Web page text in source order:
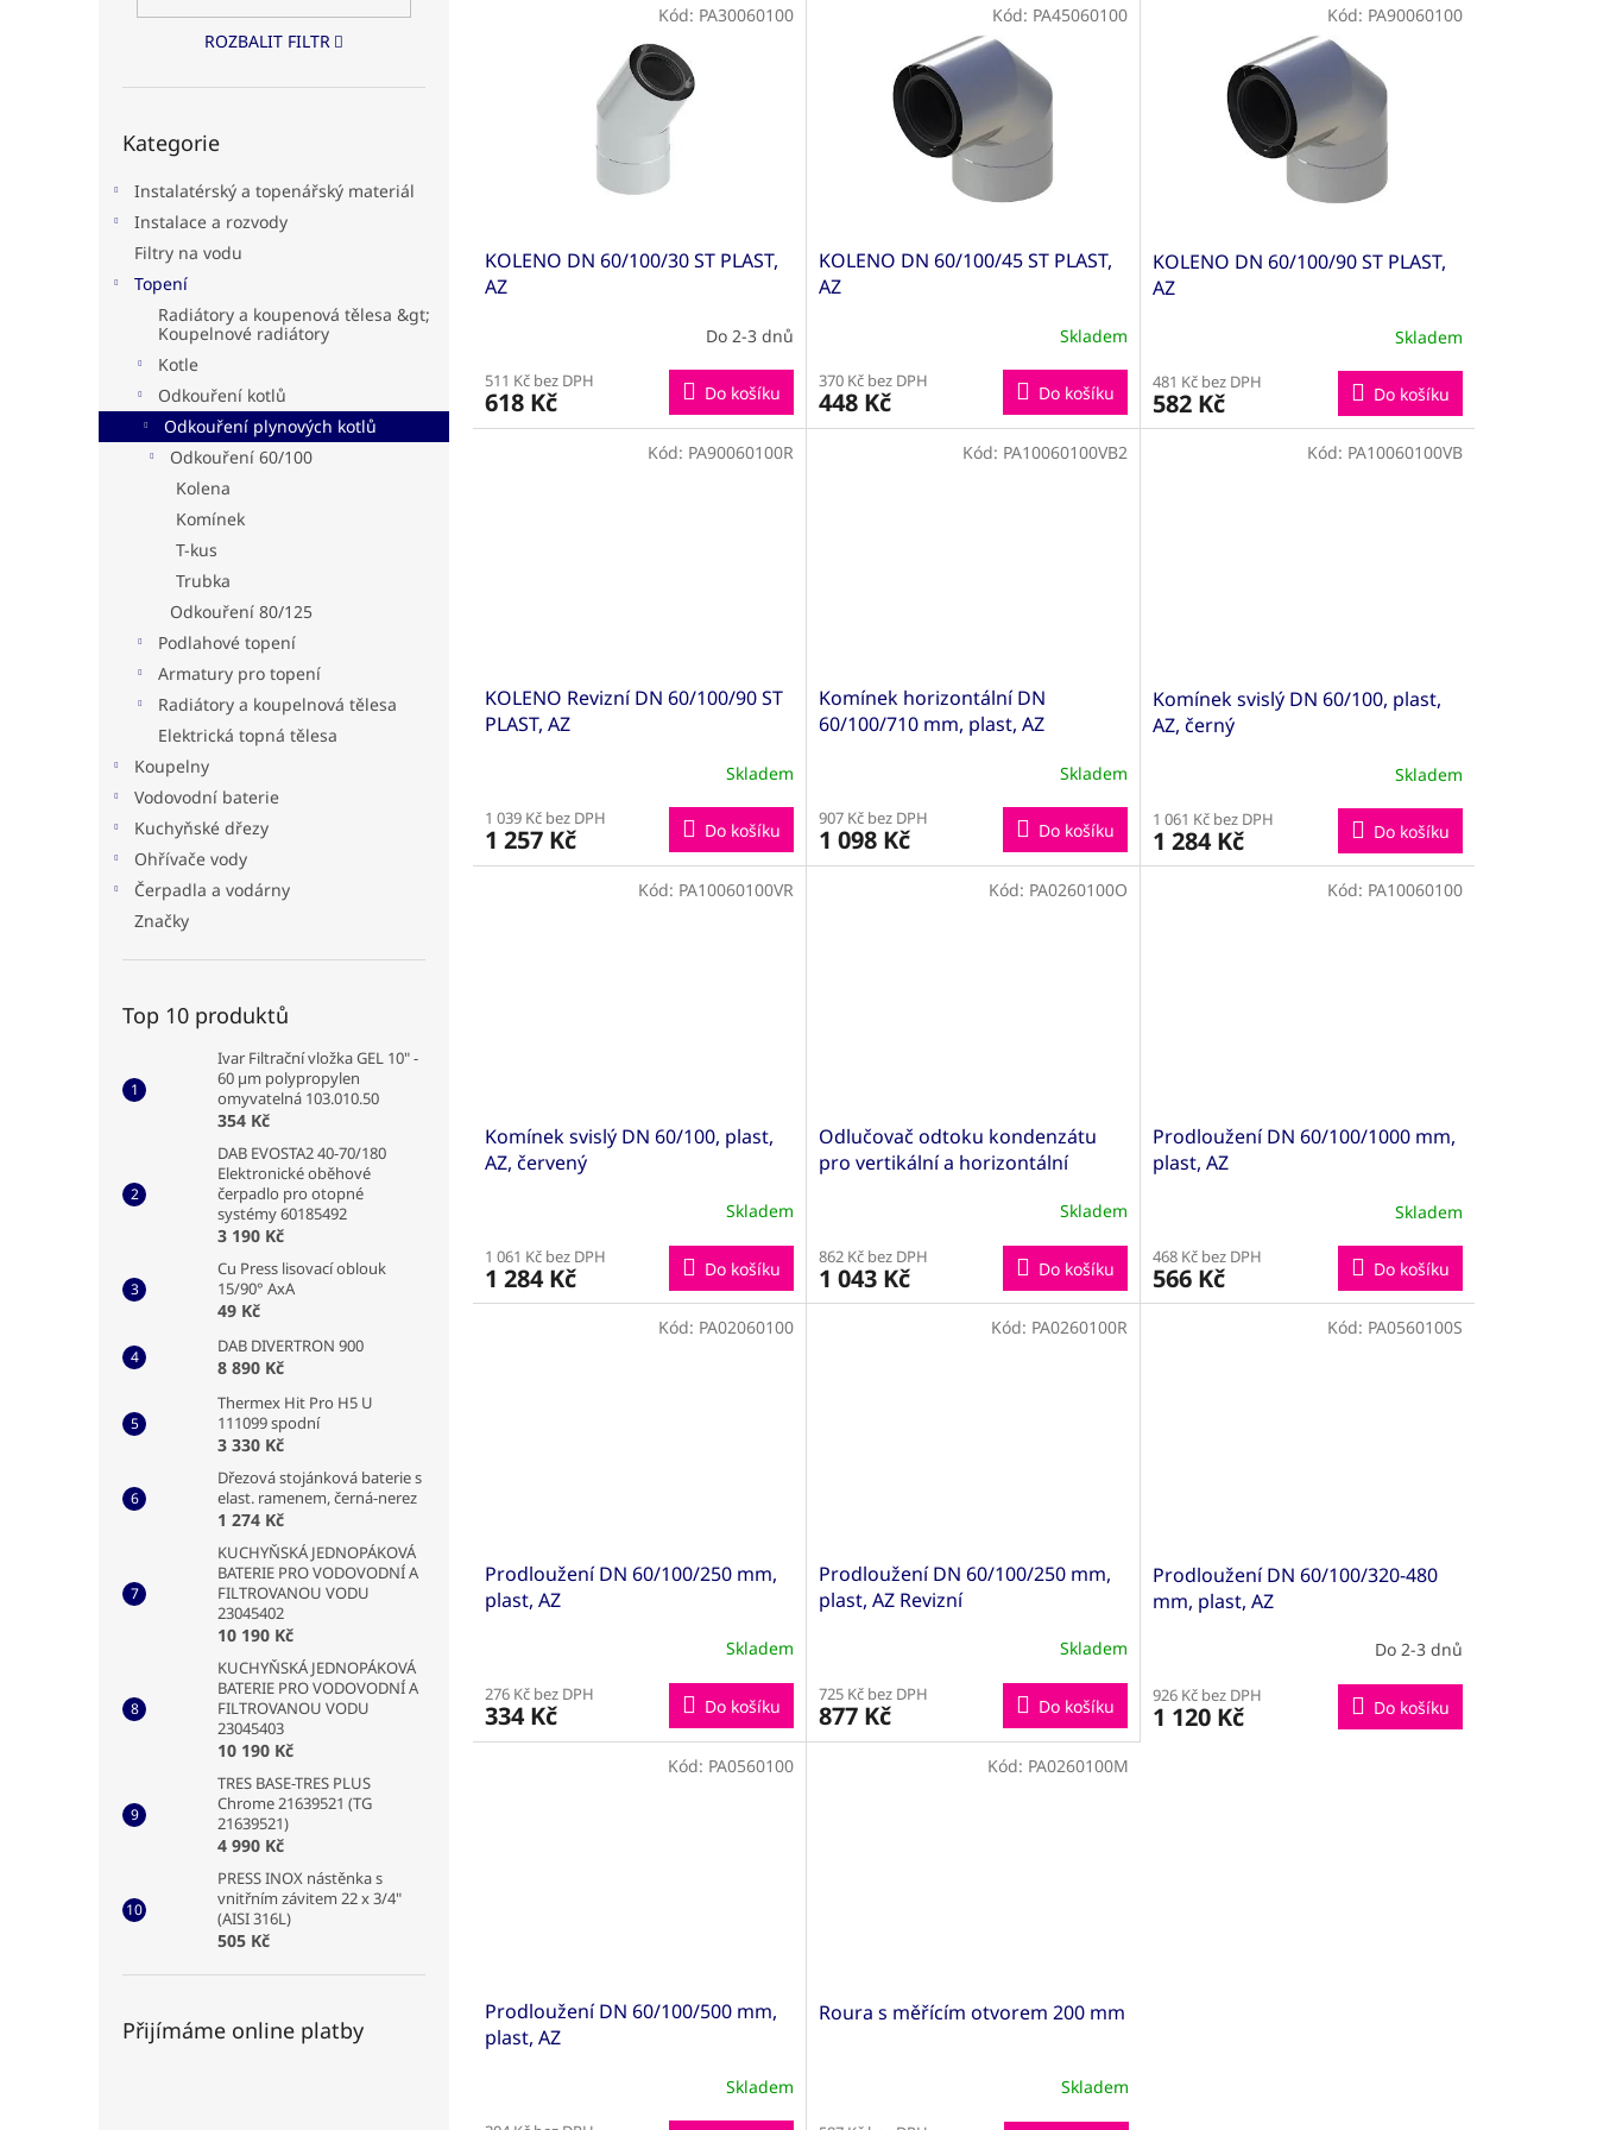
ROZBALIT FILTR
kategorie
Kategorie
Instalatérský a topenářský materiál
Instalace a rozvody
Filtry na vodu
Topení
Radiátory a koupenová tělesa &gt;
Koupelnové radiátory
Kotle
Odkouření kotlů
Odkouření plynových kotlů
Odkouření 60/100
Kolena
Komínek
T-kus
Trubka
Odkouření 80/125
Podlahové topení
Armatury pro topení
Radiátory a koupelnová tělesa
Elektrická topná tělesa
Koupelny
Vodovodní baterie
Kuchyňské dřezy
Ohřívače vody
Čerpadla a vodárny
Značky
Top 10 produktů
Ivar Filtrační vložka GEL 10" -
60 µm polypropylen
omyvatelná 103.010.50
354 Kč
DAB EVOSTA2 40-70/180
Elektronické oběhové
čerpadlo pro otopné
systémy 60185492
3 190 Kč
Cu Press lisovací oblouk
15/90° AxA
49 Kč
DAB DIVERTRON 900
8 890 Kč
Thermex Hit Pro H5 U
111099 spodní
3 330 Kč
Dřezová stojánková baterie s
elast. ramenem, černá-nerez
1 274 Kč
KUCHYŇSKÁ JEDNOPÁKOVÁ
BATERIE PRO VODOVODNÍ A
FILTROVANOU VODU
23045402
10 190 Kč
KUCHYŇSKÁ JEDNOPÁKOVÁ
BATERIE PRO VODOVODNÍ A
FILTROVANOU VODU
23045403
10 190 Kč
TRES BASE-TRES PLUS
Chrome 21639521 (TG
21639521)
4 990 Kč
PRESS INOX nástěnka s
vnitřním závitem 22 x 3/4"
(AISI 316L)
505 Kč
Přijímáme online platby
KOLENO DN 60/100/30 ST PLAST,
AZ
Do 2-3 dnů
511 Kč bez DPH
618 Kč Do košíku
Kód: PA30060100
KOLENO DN 60/100/45 ST PLAST,
AZ
Skladem
370 Kč bez DPH
448 Kč Do košíku
Kód: PA45060100
KOLENO DN 60/100/90 ST PLAST,
AZ
Skladem
481 Kč bez DPH
582 Kč Do košíku
Kód: PA90060100
KOLENO Revizní DN 60/100/90 ST
PLAST, AZ
Skladem
1 039 Kč bez DPH
1 257 Kč Do košíku
Kód: PA90060100R
Komínek horizontální DN
60/100/710 mm, plast, AZ
Skladem
907 Kč bez DPH
1 098 Kč Do košíku
Kód: PA10060100VB2
Komínek svislý DN 60/100, plast,
AZ, černý
Skladem
1 061 Kč bez DPH
1 284 Kč Do košíku
Kód: PA10060100VB
Komínek svislý DN 60/100, plast,
AZ, červený
Skladem
1 061 Kč bez DPH
1 284 Kč Do košíku
Kód: PA10060100VR
Odlučovač odtoku kondenzátu
pro vertikální a horizontální
Skladem
862 Kč bez DPH
1 043 Kč Do košíku
Kód: PA0260100O
Prodloužení DN 60/100/1000 mm,
plast, AZ
Skladem
468 Kč bez DPH
566 Kč Do košíku
Kód: PA10060100
Prodloužení DN 60/100/250 mm,
plast, AZ
Skladem
276 Kč bez DPH
334 Kč Do košíku
Kód: PA02060100
Prodloužení DN 60/100/250 mm,
plast, AZ Revizní
Skladem
725 Kč bez DPH
877 Kč Do košíku
Kód: PA0260100R
Prodloužení DN 60/100/320-480
mm, plast, AZ
Do 2-3 dnů
926 Kč bez DPH
1 120 Kč Do košíku
Kód: PA0560100S
Prodloužení DN 60/100/500 mm,
plast, AZ
Skladem
Kód: PA0560100
Roura s měřícím otvorem 200 mm
Skladem
Kód: PA0260100M